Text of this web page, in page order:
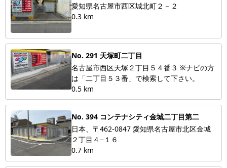
愛知県名古屋市西区城北町２－２
0.3 km
No. 291 天塚町二丁目
名古屋市西区天塚２丁目５４番３ ※ナビの方
は「二丁目５３番」で検索して下さい。
0.5 km
No. 394 コンテナシティ金城二丁目第二
日本、〒462-0847 愛知県名古屋市北区金城
２丁目４−１６
0.7 km